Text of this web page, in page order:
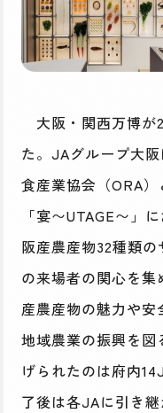
大阪・関西万博が
た。JAグループ大
食産業協会（ORA
「宴〜UTAGE〜」
阪産農産物32種類の
の来場者の関心を
産農産物の魅力や安
地域農業の振興を図
げられたのは府内
了後は各JAに引き継